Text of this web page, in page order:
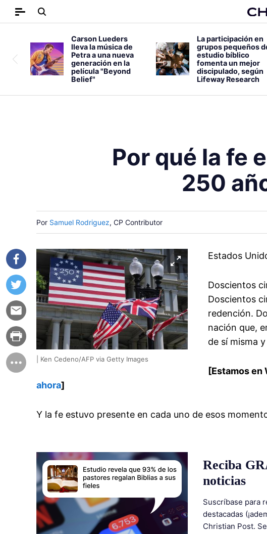
Carson Lueders
lleva la música de
Petra a una nueva
generación en la
película "Beyond
Belief"
La participación en
grupos pequeños
estudio bíblico
fomenta un mejor
discipulado, según
Lifeway Research
Por qué la fe
250
Por Samuel Rodriguez, CP Contributor
| Ken Cedeno/AFP via Getty Images
Estados
Doscientos
Doscientos
redención.
nación que,
de sí misma
[Estamos en
ahora]
Y la fe estuvo presente en cada uno de esos
Reciba
noticias
Suscríbase para
destacadas
Christian Post.